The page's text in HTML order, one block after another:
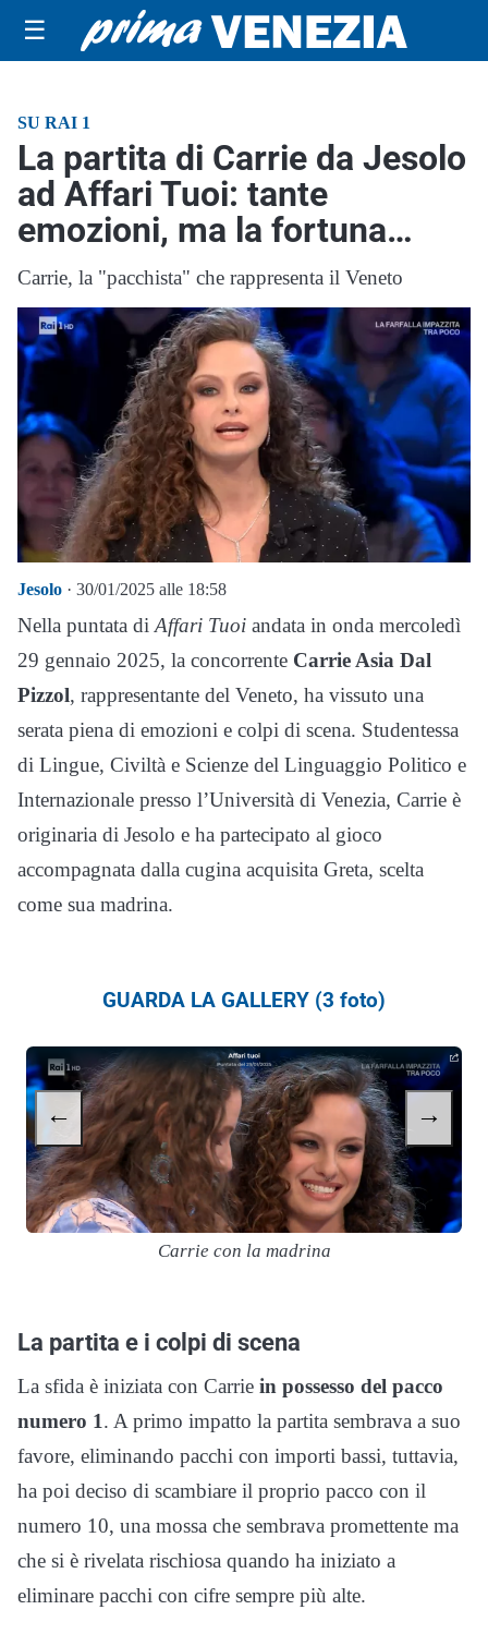
☰
SU RAI 1
La partita di Carrie da Jesolo
ad Affari Tuoi: tante
emozioni, ma la fortuna…
Carrie, la "pacchista" che rappresenta il Veneto
Jesolo · 30/01/2025 alle 18:58
Nella puntata di Affari Tuoi andata in onda mercoledì
29 gennaio 2025, la concorrente Carrie Asia Dal
Pizzol, rappresentante del Veneto, ha vissuto una
serata piena di emozioni e colpi di scena. Studentessa
di Lingue, Civiltà e Scienze del Linguaggio Politico e
Internazionale presso l’Università di Venezia, Carrie è
originaria di Jesolo e ha partecipato al gioco
accompagnata dalla cugina acquisita Greta, scelta
come sua madrina.
GUARDA LA GALLERY (3 foto)
Carrie con la madrina
← →
La partita e i colpi di scena
La sfida è iniziata con Carrie in possesso del pacco
numero 1. A primo impatto la partita sembrava a suo
favore, eliminando pacchi con importi bassi, tuttavia,
ha poi deciso di scambiare il proprio pacco con il
numero 10, una mossa che sembrava promettente ma
che si è rivelata rischiosa quando ha iniziato a
eliminare pacchi con cifre sempre più alte.